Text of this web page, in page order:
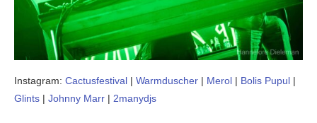
Instagram: Cactusfestival | Warmduscher | Merol | Bolis Pupul |
Glints | Johnny Marr | 2manydjs